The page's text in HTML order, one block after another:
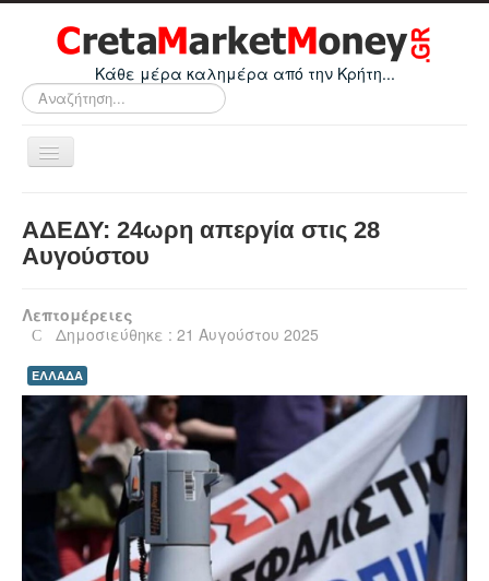
Κάθε μέρα καλημέρα από την Κρήτη...
Αναζήτηση...
Εναλλαγή
πλοήγησης
Οικονομικά
Ελλάδα
Κόσμος
Απόψεις
Τεχνολογία
Υγεία
Πολιτισμός
ΑΔΕΔΥ: 24ωρη απεργία στις 28
Αυγούστου
Λεπτομέρειες
Δημοσιεύθηκε : 21 Αυγούστου 2025
ΕΛΛΑΔΑ